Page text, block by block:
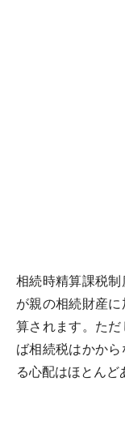
相続時精算課税
が親の相続財産
算されます。た
ば相続税はかか
る心配はほとんど